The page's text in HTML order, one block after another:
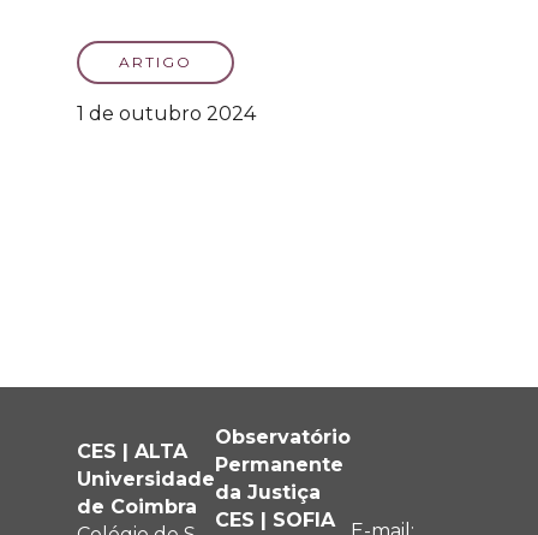
ARTIGO
1 de outubro 2024
CES | ALTA
Universidade
de Coimbra
Observatório
Permanente
da Justiça
CES | SOFIA
E-mail: